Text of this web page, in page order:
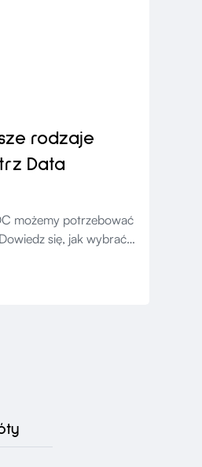
rodzaje
Data
możemy potrzebować
się, jak wybrać